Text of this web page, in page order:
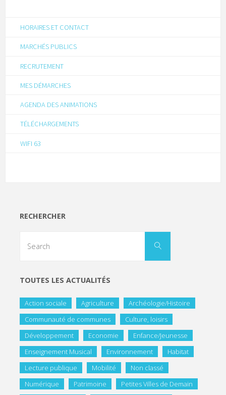
HORAIRES ET CONTACT
MARCHÉS PUBLICS
RECRUTEMENT
MES DÉMARCHES
AGENDA DES ANIMATIONS
TÉLÉCHARGEMENTS
WIFI 63
RECHERCHER
TOUTES LES ACTUALITÉS
Action sociale Agriculture
Archéologie/Histoire
Communauté de communes
Culture, loisirs
Développement
Economie
Enfance/Jeunesse
Enseignement Musical
Environnement
Habitat
Lecture publique
Mobilité
Non classé
Numérique
Patrimoine
Petites Villes de Demain